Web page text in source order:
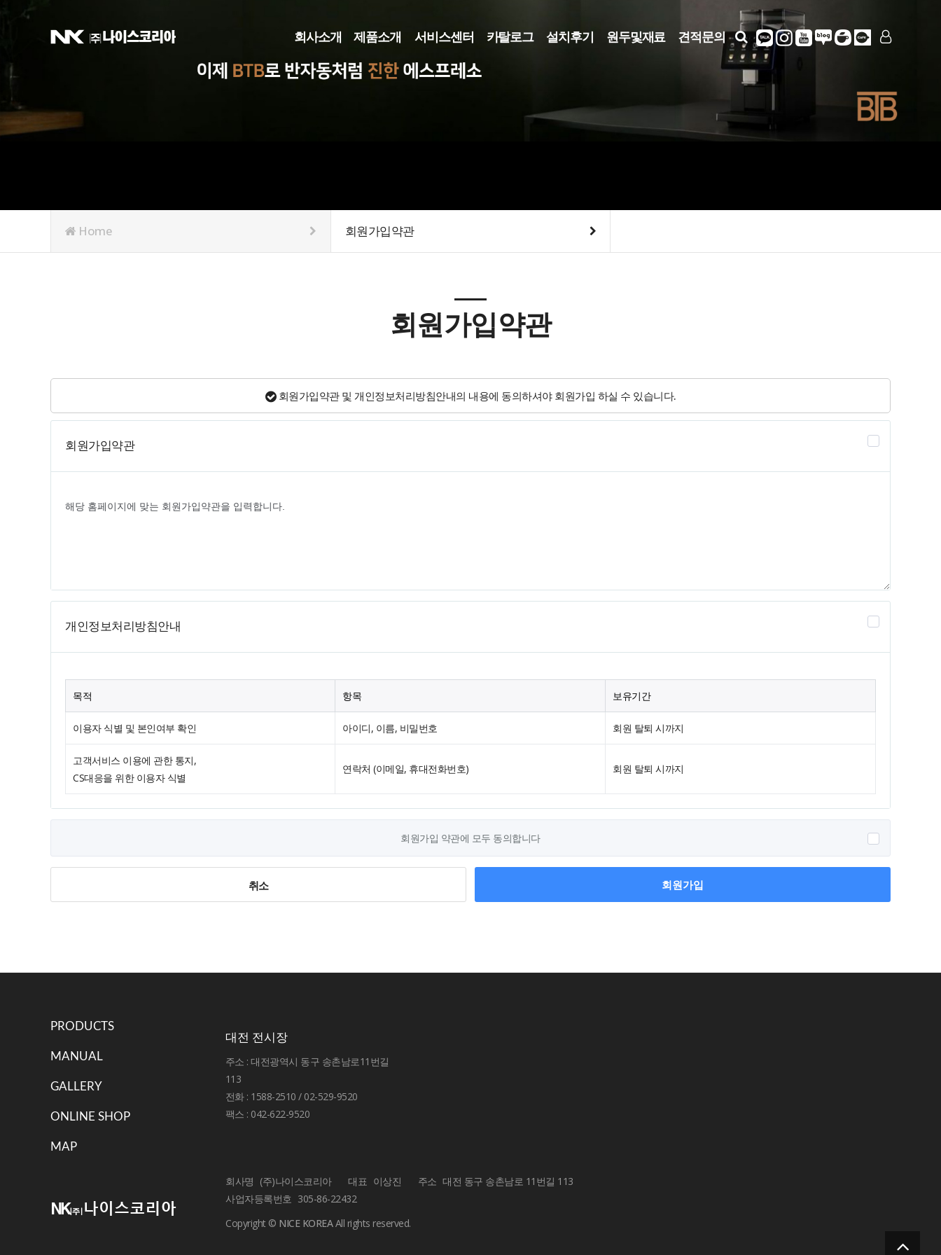
회사소개
회사소개
제품소개
커피머신
서비스센터 카탈로그 설치후기 원두및재료 견적문의
Home 회원가입약관
회원가입약관
회원가입약관 및 개인정보처리방침안내의 내용에 동의하셔야 회원가입 하실 수 있습니다.
회원가입약관
개인정보처리방침안내
목적 항목 보유기간
이용자 식별 및 본인여부 확인 아이디, 이름, 비밀번호 회원 탈퇴 시까지
고객서비스 이용에 관한 통지,
CS대응을 위한 이용자 식별
연락처 (이메일, 휴대전화번호) 회원 탈퇴 시까지
회원가입 약관에 모두 동의합니다
취소 회원가입
PRODUCTS
MANUAL
GALLERY
ONLINE SHOP
MAP
대전 전시장
주소 : 대전광역시 동구 송촌남로11번길
113
전화 : 1588-2510 / 02-529-9520
팩스 : 042-622-9520
회사명 (주)나이스코리아 대표 이상진 주소 대전 동구 송촌남로 11번길 113
사업자등록번호 305-86-22432
Copyright © NICE KOREAAll rights reserved.